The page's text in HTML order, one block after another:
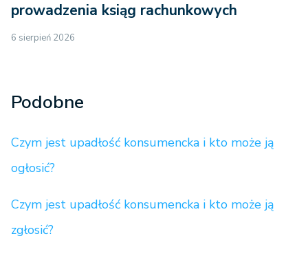
prowadzenia ksiąg rachunkowych
6 sierpień 2026
Podobne
Czym jest upadłość konsumencka i kto może ją
ogłosić?
Czym jest upadłość konsumencka i kto może ją
zgłosić?